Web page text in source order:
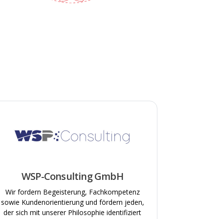
WSP-Consulting GmbH
Wir fordern Begeisterung, Fachkompetenz
sowie Kundenorientierung und fördern jeden,
der sich mit unserer Philosophie identifiziert